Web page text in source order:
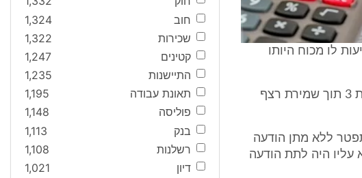
הזכויות המגיעות לו מכוח היותו
3. לטענת הנתבעים, התובע הועסק בנתבעת 2 ובהמשך בנתבעת 3 תוך שמירת רצף
ללא מתן הודעה
עליו היה לתת הודעה
חוב
1,324
שכירות
1,322
קטינים
1,247
התיישנות
1,235
תאונת עבודה
1,195
פוליסה
1,148
בנק
1,113
רשלנות
1,108
דיון
1,021